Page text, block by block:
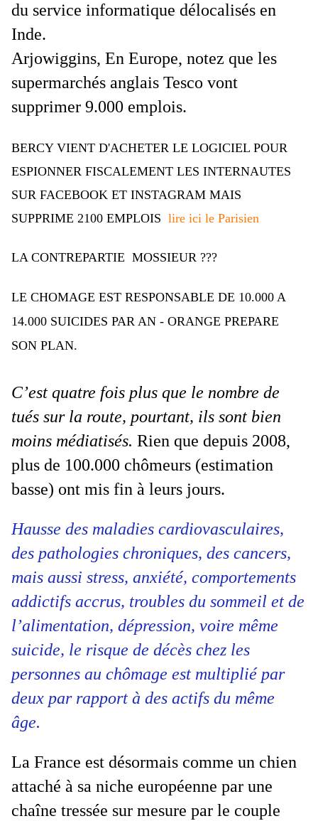
du service informatique délocalisés en
Inde.
Arjowiggins, En Europe, notez que les
supermarchés anglais Tesco vont
supprimer 9.000 emplois.
BERCY VIENT D'ACHETER LE LOGICIEL POUR
ESPIONNER FISCALEMENT LES INTERNAUTES
SUR FACEBOOK ET INSTAGRAM MAIS
SUPPRIME 2100 EMPLOIS lire ici le Parisien
LA CONTREPARTIE MOSSIEUR ???
LE CHOMAGE EST RESPONSABLE DE 10.000 A
14.000 SUICIDES PAR AN - ORANGE PREPARE
SON PLAN.
C’est quatre fois plus que le nombre de
tués sur la route, pourtant, ils sont bien
moins médiatisés. Rien que depuis 2008,
plus de 100.000 chômeurs (estimation
basse) ont mis fin à leurs jours.
Hausse des maladies cardiovasculaires,
des pathologies chroniques, des cancers,
mais aussi stress, anxiété, comportements
addictifs accrus, troubles du sommeil et de
l’alimentation, dépression, voire même
suicide, le risque de décès chez les
personnes au chômage est multiplié par
deux par rapport à des actifs du même
âge.
La France est désormais comme un chien
attaché à sa niche européenne par une
chaîne tressée sur mesure par le couple